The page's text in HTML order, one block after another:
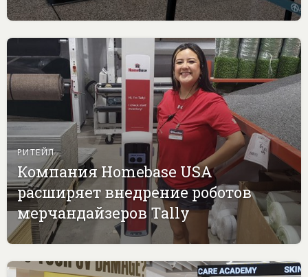
РИТЕЙЛ
Компания Homebase USA
расширяет внедрение роботов
мерчандайзеров Tally